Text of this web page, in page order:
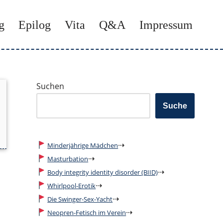
Epilog Vita Q&A Impressum
Suchen
Suche
Minderjährige Mädchen⇢
Masturbation⇢
Body integrity identity disorder (BIID)⇢
Whirlpool-Erotik⇢
Die Swinger-Sex-Yacht⇢
Neopren-Fetisch im Verein⇢